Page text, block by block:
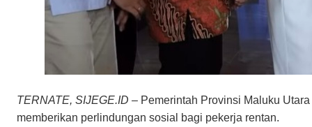
TERNATE, SIJEGE.ID – Pemerintah Provinsi Maluku
memberikan perlindungan sosial bagi pekerja rentan.